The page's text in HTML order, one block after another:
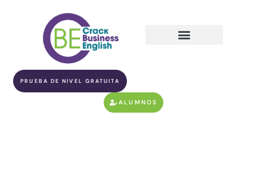
PRUEBA DE NIVEL GRATUITA
ALUMNOS